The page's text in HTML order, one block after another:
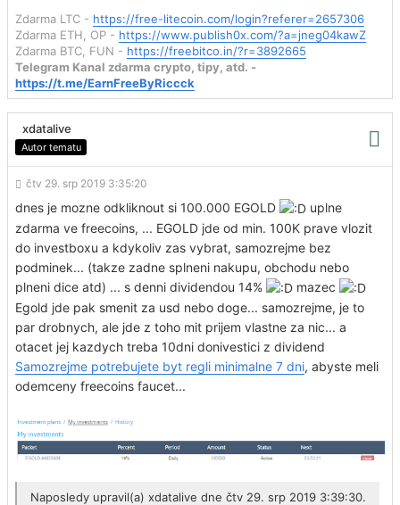
Zdarma LTC - https://free-litecoin.com/login?referer=2657306
Zdarma ETH, OP - https://www.publish0x.com/?a=jneg04kawZ
Zdarma BTC, FUN - https://freebitco.in/?r=3892665
Telegram Kanal zdarma crypto, tipy, atd. -
https://t.me/EarnFreeByRiccck
xdatalive
Autor tematu
čtv 29. srp 2019 3:35:20
dnes je mozne odkliknout si 100.000 EGOLD
uplne
zdarma ve freecoins, ... EGOLD jde od min. 100K prave vlozit
do investboxu a kdykoliv zas vybrat, samozrejme bez
podminek... (takze zadne splneni nakupu, obchodu nebo
plneni dice atd) ... s denni dividendou 14%
mazec
Egold jde pak smenit za usd nebo doge... samozrejme, je to
par drobnych, ale jde z toho mit prijem vlastne za nic... a
otacet jej kazdych treba 10dni donivestici z dividend
Samozrejme potrebujete byt regli minimalne 7 dni, abyste meli
odemceny freecoins faucet...
Naposledy upravil(a) xdatalive dne čtv 29. srp 2019 3:39:30.